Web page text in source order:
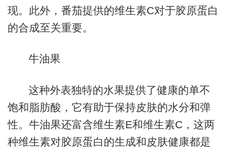
现。此外，番茄提供的维生素C对于胶原蛋白
的合成至关重要。
牛油果
这种外表独特的水果提供了健康的单不
饱和脂肪酸，它有助于保持皮肤的水分和弹
性。牛油果还富含维生素E和维生素C，这两
种维生素对胶原蛋白的生成和皮肤健康都是